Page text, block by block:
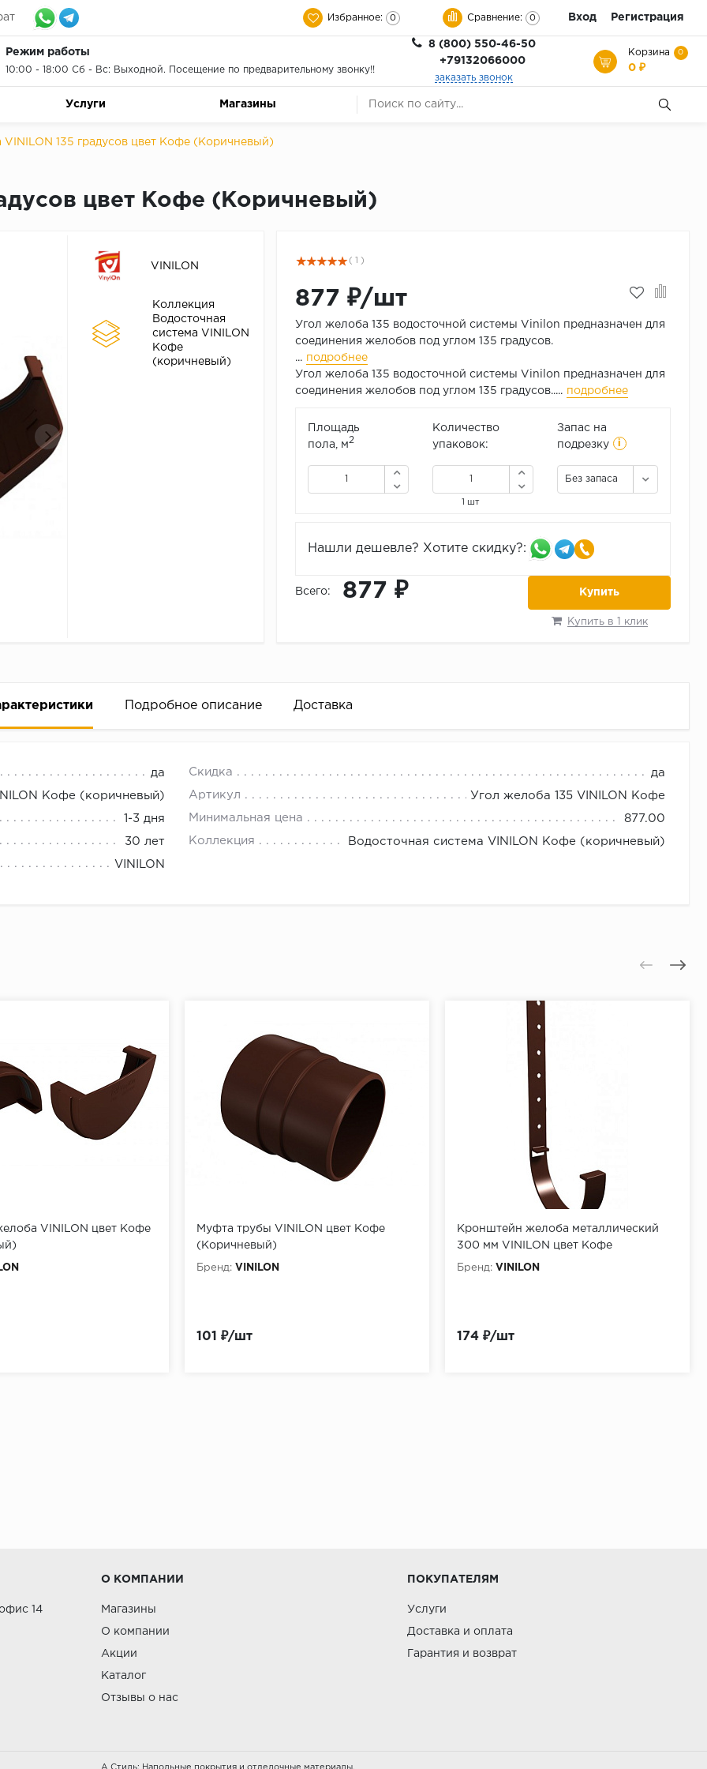
Избранное: 0 Сравнение: 0 Вход Регистрация
Режим работы
10:00 - 18:00 Сб - Вс: Выходной. Посещение по предварительному звонку!!
8 (800) 550-46-50
+79132066000
заказать звонок
Корзина 0
0 ₽
Услуги Магазины
135 градусов цвет Кофе (Коричневый)
цвет Кофе (Коричневый)
VINILON
Коллекция
Водосточная
система VINILON
Кофе
(коричневый)
( 1 )
877 ₽/шт
Угол желоба 135 водосточной системы Vinilon предназначен для
соединения желобов под углом 135 градусов.
... подробнее
Угол желоба 135 водосточной системы Vinilon предназначен для
соединения желобов под углом 135 градусов..... подробнее
Площадь
пола, м2
Количество
упаковок:
1 шт
Запас на
подрезку
i
Без запаса
Нашли дешевле? Хотите скидку?:
Всего: 877 ₽ Купить
Купить в 1 клик
Подробное описание Доставка
да Скидка да
Кофе (коричневый) Артикул Угол желоба 135 VINILON Кофе
1-3 дня Минимальная цена 877.00
30 лет Коллекция Водосточная система VINILON Кофе (коричневый)
VINILON
VINILON цвет Кофе
Муфта трубы VINILON цвет Кофе
(Коричневый)
Бренд: VINILON
101 ₽/шт
Кронштейн желоба металлический
300 мм VINILON цвет Кофе
(Коричневый)
Бренд: VINILON
174 ₽/шт
14
О КОМПАНИИ
Магазины
О компании
Акции
Каталог
Отзывы о нас
ПОКУПАТЕЛЯМ
Услуги
Доставка и оплата
Гарантия и возврат